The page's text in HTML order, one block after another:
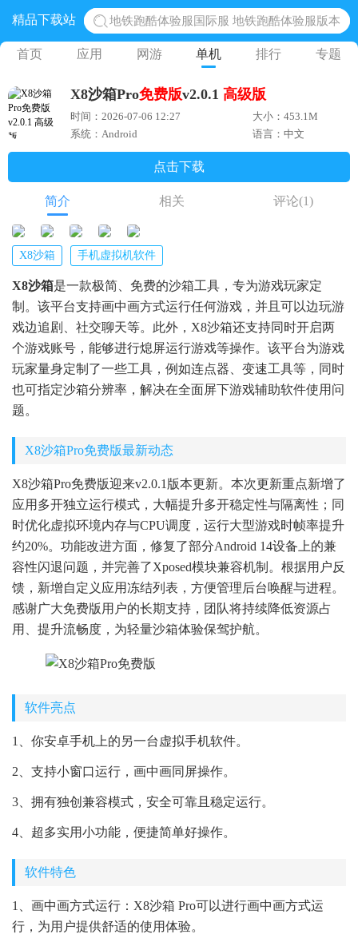
精品下载站
地铁跑酷体验服国际服 地铁跑酷体验服版本
网易光遇手游正版 点亮星空共庆周年
黎明觉醒生机腾讯正版 黎明觉醒生机国际服
首页 应用 网游 单机 排行 专题
X8沙箱Pro免费版v2.0.1 高级版
时间：2026-07-06 12:27
大小：453.1M
系统：Android
语言：中文
点击下载
简介 相关 评论(1)
X8沙箱 手机虚拟机软件
X8沙箱是一款极简、免费的沙箱工具，专为游戏玩家定
制。该平台支持画中画方式运行任何游戏，并且可以边玩游
戏边追剧、社交聊天等。此外，X8沙箱还支持同时开启两
个游戏账号，能够进行熄屏运行游戏等操作。该平台为游戏
玩家量身定制了一些工具，例如连点器、变速工具等，同时
也可指定沙箱分辨率，解决在全面屏下游戏辅助软件使用问
题。
X8沙箱Pro免费版最新动态
X8沙箱Pro免费版迎来v2.0.1版本更新。本次更新重点新增了
应用多开独立运行模式，大幅提升多开稳定性与隔离性；同
时优化虚拟环境内存与CPU调度，运行大型游戏时帧率提升
约20%。功能改进方面，修复了部分Android 14设备上的兼
容性闪退问题，并完善了Xposed模块兼容机制。根据用户反
馈，新增自定义应用冻结列表，方便管理后台唤醒与进程。
感谢广大免费版用户的长期支持，团队将持续降低资源占
用、提升流畅度，为轻量沙箱体验保驾护航。
软件亮点
1、你安卓手机上的另一台虚拟手机软件。
2、支持小窗口运行，画中画同屏操作。
3、拥有独创兼容模式，安全可靠且稳定运行。
4、超多实用小功能，便捷简单好操作。
软件特色
1、画中画方式运行：X8沙箱 Pro可以进行画中画方式运
行，为用户提供舒适的使用体验。